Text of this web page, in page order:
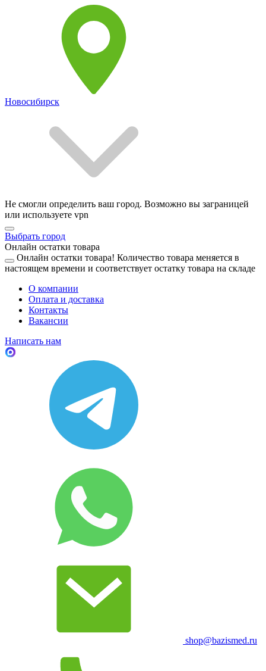
Новосибирск
Не смогли определить ваш город. Возможно вы заграницей
или используете vpn
Выбрать город
Онлайн остатки товара
Онлайн остатки товара! Количество товара меняется в
настоящем времени и соответствует остатку товара на складе
О компании
Оплата и доставка
Контакты
Вакансии
Написать нам
shop@bazismed.ru